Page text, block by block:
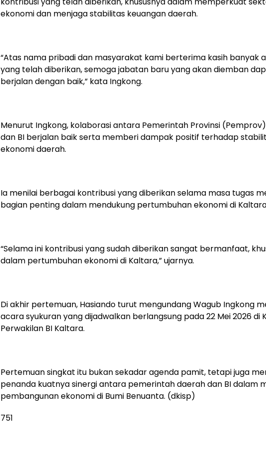
ekonomi dan menjaga stabilitas keuangan daerah.
“Atas nama pribadi dan masyarakat kami berterima kasih banyak
yang telah diberikan, semoga jabatan baru yang akan diemban
berjalan dengan baik,” kata Ingkong.
Menurut Ingkong, kolaborasi antara Pemerintah Provinsi
dan BI berjalan baik serta memberi dampak positif terhadap
ekonomi daerah.
Ia menilai berbagai kontribusi yang diberikan selama masa tugas
bagian penting dalam mendukung pertumbuhan ekonomi di
“Selama ini kontribusi yang sudah diberikan sangat bermanfaat,
dalam pertumbuhan ekonomi di Kaltara,” ujarnya.
Di akhir pertemuan, Hasiando turut mengundang Wagub Ingkong
acara syukuran yang dijadwalkan berlangsung pada 22 Mei 2026 di
Perwakilan BI Kaltara.
Pertemuan singkat itu bukan sekadar agenda pamit, tetapi juga
penanda kuatnya sinergi antara pemerintah daerah dan BI dalam
pembangunan ekonomi di Bumi Benuanta. (dkisp)
751